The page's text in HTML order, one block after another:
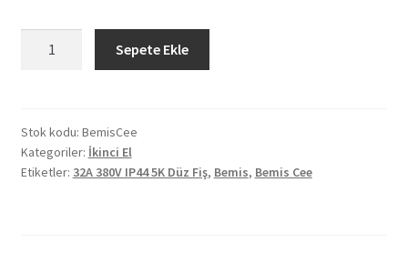
32A
380V
IP44
Sepete Ekle
Stok kodu: BemisCee
Kategoriler: İkinci El
Etiketler: 32A 380V IP44 5K Düz Fiş, Bemis, Bemis Cee